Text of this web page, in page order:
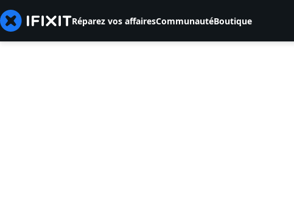
Réparez vos affairesCommunautéBoutique